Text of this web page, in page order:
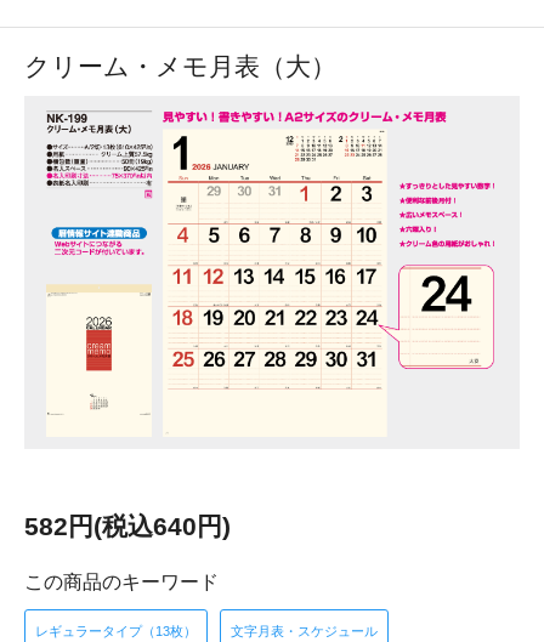
クリーム・メモ月表（大）
582円(税込640円)
この商品のキーワード
レギュラータイプ（13枚） 文字月表・スケジュール